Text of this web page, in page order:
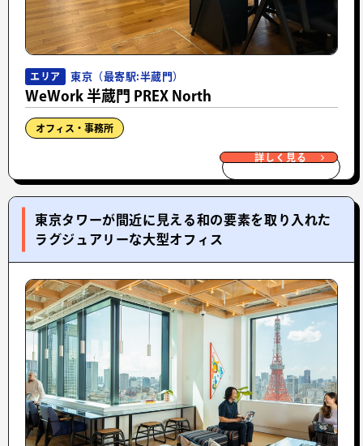
エリア 東京（最寄駅:半蔵門）
WeWork 半蔵門 PREX North
オフィス・事務所
詳しく見る
東京タワーが間近に見える和の要素を取り入れた
ラグジュアリーな大型オフィス